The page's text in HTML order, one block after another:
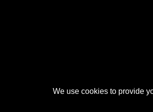
We use cookies to provide